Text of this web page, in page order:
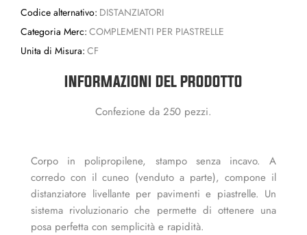
Codice alternativo: DISTANZIATORI
Categoria Merc: COMPLEMENTI PER PIASTRELLE
Unita di Misura: CF
INFORMAZIONI DEL PRODOTTO
Confezione da 250 pezzi.
Corpo in polipropilene, stampo senza incavo. A
corredo con il cuneo (venduto a parte), compone il
distanziatore livellante per pavimenti e piastrelle. Un
sistema rivoluzionario che permette di ottenere una
posa perfetta con semplicità e rapidità.